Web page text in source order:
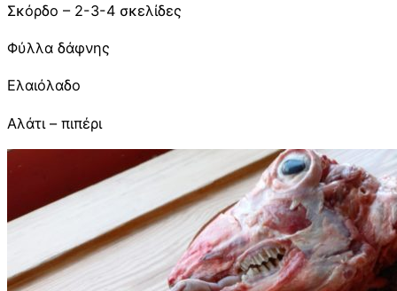
Σκόρδο – 2-3-4 σκελίδες
Φύλλα δάφνης
Ελαιόλαδο
Αλάτι – πιπέρι